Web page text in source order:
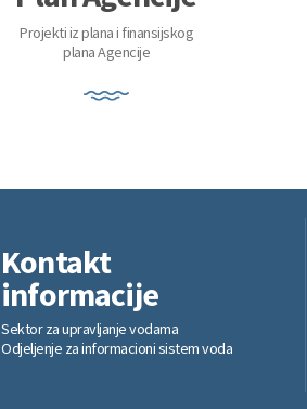
Projekti iz plana i finansijskog
plana Agencije
Kontakt
informacije
Sektor za upravljanje vodama
Odjeljenje za informacioni sistem voda